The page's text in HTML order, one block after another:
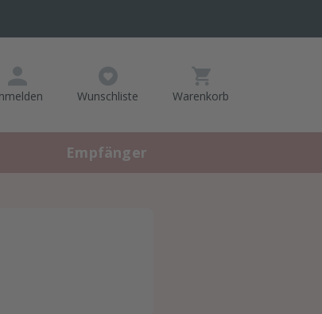
Wunschliste
Artikel
Warenkorb
Empfänger